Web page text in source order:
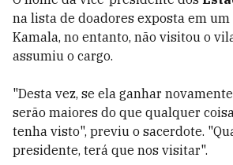
na lista de doadores exposta em
Kamala, no entanto, não visitou o
assumiu o cargo.
"Desta vez, se ela ganhar
serão maiores do que qualquer
tenha visto", previu o sacerdote.
presidente, terá que nos visitar".